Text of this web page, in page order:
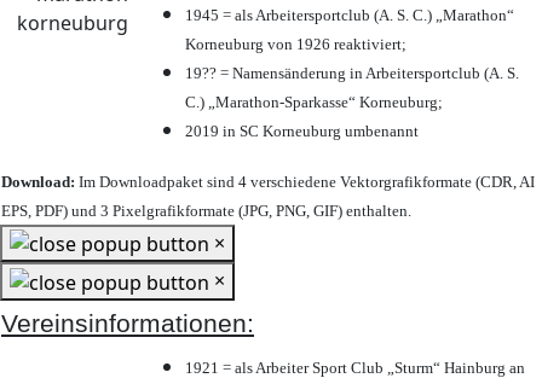
1945 = als Arbeitersportclub (A. S. C.) „Marathon“
Korneuburg von 1926 reaktiviert;
19?? = Namensänderung in Arbeitersportclub (A. S.
C.) „Marathon-Sparkasse“ Korneuburg;
2019 in SC Korneuburg umbenannt
Download: Im Downloadpaket sind 4 verschiedene Vektorgrafikformate (CDR, AI
EPS, PDF) und 3 Pixelgrafikformate (JPG, PNG, GIF) enthalten.
×
×
Vereinsinformationen:
1921 = als Arbeiter Sport Club „Sturm“ Hainburg an